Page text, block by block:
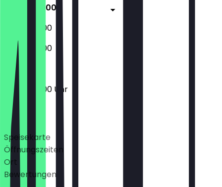
05:00 - 21:00
05:00 - 21:00
05:00 - 21:00
05:00 - 21:00 Uhr
Deals
Speisekarte
Öffnungszeiten
Ort
Bewertungen